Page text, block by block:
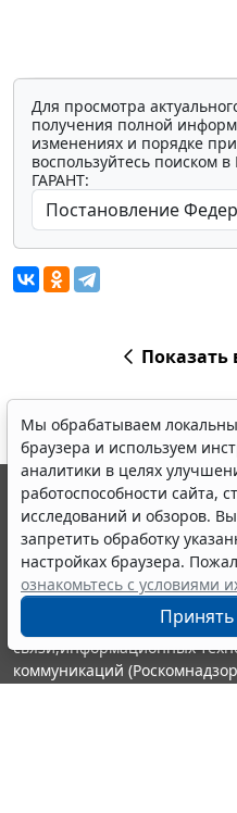
Для просмотра
получения полной
изменениях и порядке
воспользуйтесь поиском
ГАРАНТ:
Показать
Мы обрабатываем
браузера и используем
аналитики в целях
работоспособности сайта,
исследований и обзоров.
запретить обработку
настройках браузера.
ознакомьтесь с условиями
Принять
© ООО "НПП "ГАРАНТ-
выпускается с 1990 года.
являются участниками
информации ГАРАНТ.
Портал ГАРАНТ.РУ
издания Федеральной
связи,информационных
коммуникаций